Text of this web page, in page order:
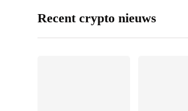
Recent crypto nieuws